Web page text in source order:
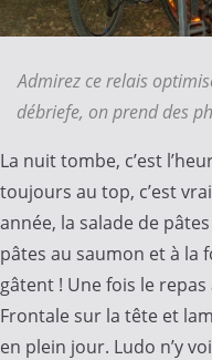
Admirez ce relais
débriefe, on prend des
La nuit tombe, c’est
toujours au top, c’est
année, la salade de
pâtes au saumon et à la
gâtent ! Une fois le
Frontale sur la tête et
en plein jour. Ludo n’y